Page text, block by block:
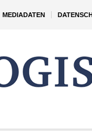
MEDIADATEN